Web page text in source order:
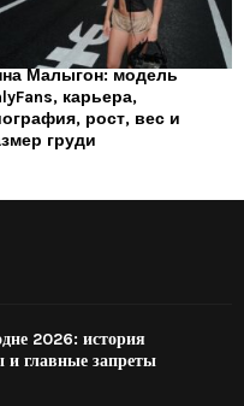
Малыгон: модель
карьера,
рост, вес и
груди
2026: история
и главные запреты